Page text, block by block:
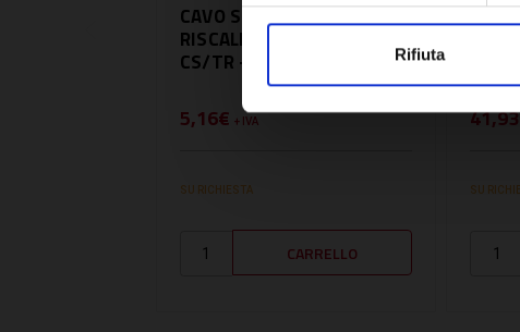
Rifiuta
CAVO SONDA
RISCALDAMENTO DT
CS/TR - RAD40-00118
5,16€ + IVA
SU RICHIESTA SU